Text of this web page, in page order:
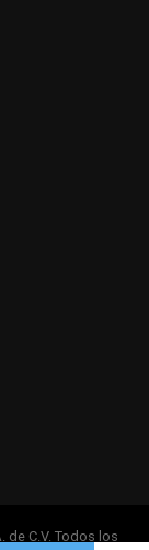
de C.V. Todos los